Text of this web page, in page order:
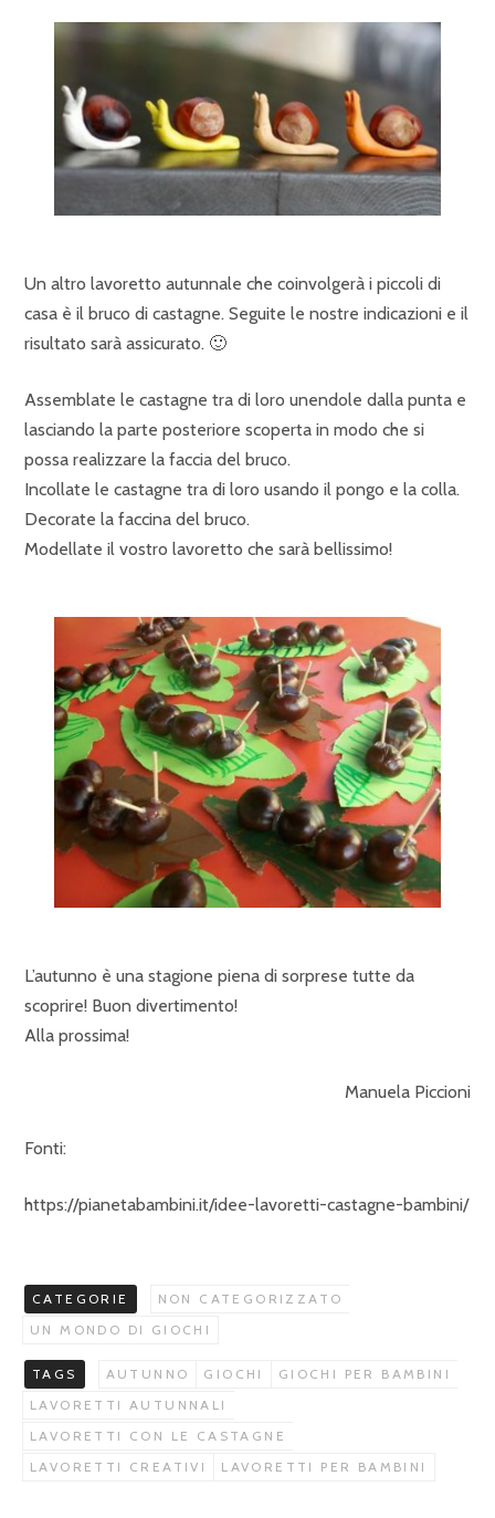
Un altro lavoretto autunnale che coinvolgerà i piccoli di
casa è il bruco di castagne. Seguite le nostre indicazioni e il
risultato sarà assicurato. 🙂
Assemblate le castagne tra di loro unendole dalla punta e
lasciando la parte posteriore scoperta in modo che si
possa realizzare la faccia del bruco.
Incollate le castagne tra di loro usando il pongo e la colla.
Decorate la faccina del bruco.
Modellate il vostro lavoretto che sarà bellissimo!
L’autunno è una stagione piena di sorprese tutte da
scoprire! Buon divertimento!
Alla prossima!
Manuela Piccioni
Fonti:
https://pianetabambini.it/idee-lavoretti-castagne-bambini/
CATEGORIE
NON CATEGORIZZATO
UN MONDO DI GIOCHI
TAGS AUTUNNO GIOCHI
GIOCHI PER BAMBINI
LAVORETTI AUTUNNALI
LAVORETTI CON LE CASTAGNE
LAVORETTI CREATIVI
LAVORETTI PER BAMBINI